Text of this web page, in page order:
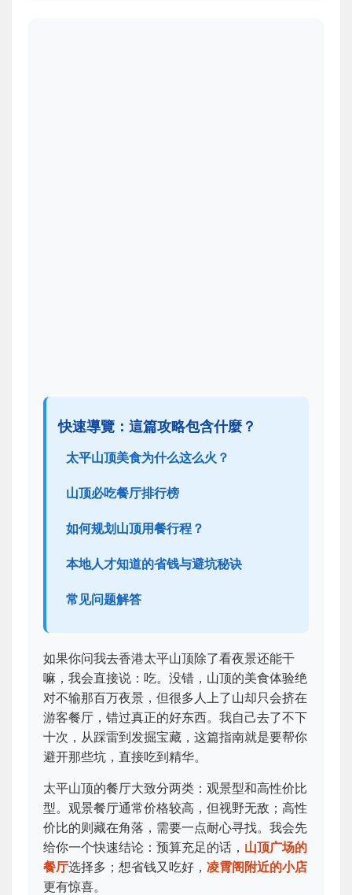
快速導覽：這篇攻略包含什麼？
太平山顶美食为什么这么火？
山顶必吃餐厅排行榜
如何规划山顶用餐行程？
本地人才知道的省钱与避坑秘诀
常见问题解答
如果你问我去香港太平山顶除了看夜景还能干
嘛，我会直接说：吃。没错，山顶的美食体验绝
对不输那百万夜景，但很多人上了山却只会挤在
游客餐厅，错过真正的好东西。我自己去了不下
十次，从踩雷到发掘宝藏，这篇指南就是要帮你
避开那些坑，直接吃到精华。
太平山顶的餐厅大致分两类：观景型和高性价比
型。观景餐厅通常价格较高，但视野无敌；高性
价比的则藏在角落，需要一点耐心寻找。我会先
给你一个快速结论：预算充足的话， 山顶广场的
餐厅选择多；想省钱又吃好， 凌霄阁附近的小店
更有惊喜。